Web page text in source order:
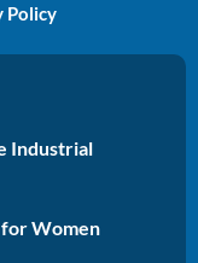
Policy
Industrial
Women